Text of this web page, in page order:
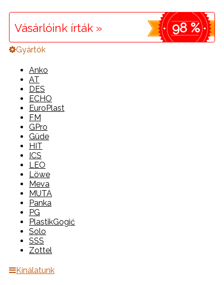
Vásárlóink írták » 98 %
Gyártók
Anko
AT
DES
ECHO
EuroPlast
FM
GPro
Güde
HIT
ICS
LEO
Löwe
Meva
MUTA
Panka
PG
PlastikGogić
Solo
SSS
Zottel
Kínálatunk